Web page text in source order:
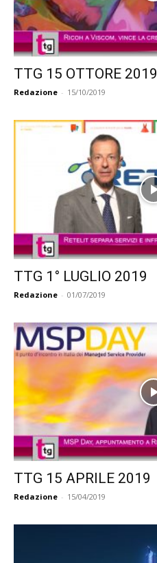
TTG 15 OTTORE 2019
Redazione - 15/10/2019
TTG 1° LUGLIO 2019
Redazione - 01/07/2019
TTG 15 APRILE 2019
Redazione - 15/04/2019